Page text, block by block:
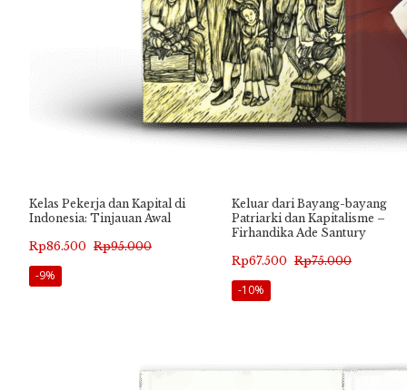
Kelas Pekerja dan Kapital di
Indonesia: Tinjauan Awal
Rp95.000
Harga
aslinya
Rp86.500
Harga
saat
-9%
Keluar dari Bayang-bayang
Patriarki dan Kapitalisme –
Firhandika Ade Santury
Rp75.000
Harga
aslinya
Rp67.500
Harga
saat
Rp67.500.
-10%